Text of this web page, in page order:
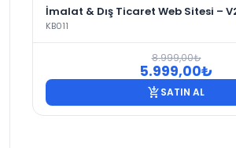
İmalat & Dış Ticaret Web Sitesi –
KB011
8.999,00₺
Orijinal
fiyat:
8.999,00₺.
5.999,00₺
add_shopping_cartSATIN AL